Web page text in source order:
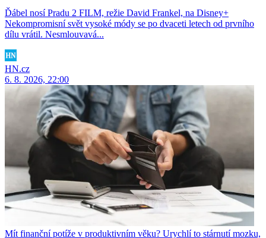
Ďábel nosí Pradu 2 FILM, režie David Frankel, na Disney+
Nekompromisní svět vysoké módy se po dvaceti letech od prvního
dílu vrátil. Nesmlouvavá...
HN.cz
6. 8. 2026, 22:00
Mít finanční potíže v produktivním věku? Urychlí to stárnutí mozku,